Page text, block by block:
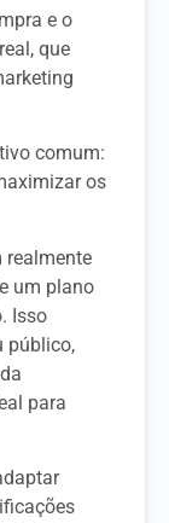
e o
que
comum:
os
realmente
um plano
Isso
público,
para